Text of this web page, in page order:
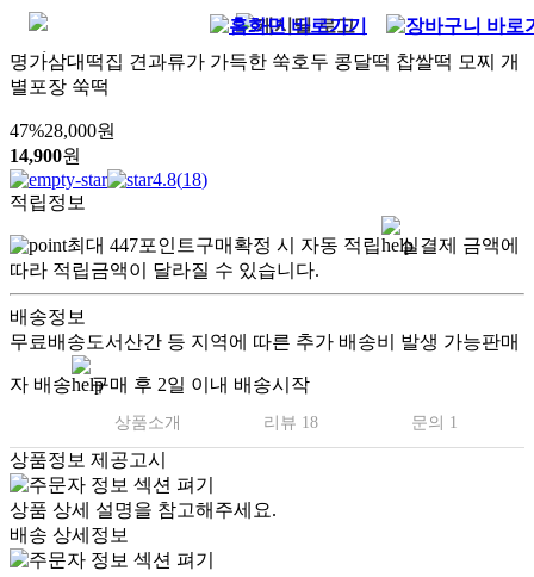
명가삼대떡집 견과류가 가득한 쑥호두 콩달떡 찹쌀떡 모찌 개
별포장 쑥떡
47%28,000원
14,900원
4.8(18)
적립정보
최대 447포인트구매확정 시 자동 적립
실결제 금액에
따라 적립금액이 달라질 수 있습니다.
배송정보
무료배송도서산간 등 지역에 따른 추가 배송비 발생 가능판매
자 배송 구매 후 2일 이내 배송시작
상품소개 리뷰 18 문의 1
상품정보 제공고시
상품 상세 설명을 참고해주세요.
배송 상세정보